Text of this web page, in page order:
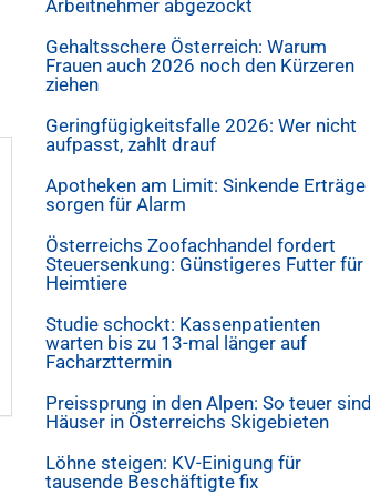
Arbeitnehmer abgezockt
Gehaltsschere Österreich: Warum
Frauen auch 2026 noch den Kürzeren
ziehen
Geringfügigkeitsfalle 2026: Wer nicht
aufpasst, zahlt drauf
Apotheken am Limit: Sinkende Erträge
sorgen für Alarm
Österreichs Zoofachhandel fordert
Steuersenkung: Günstigeres Futter für
Heimtiere
Studie schockt: Kassenpatienten
warten bis zu 13-mal länger auf
Facharzttermin
Preissprung in den Alpen: So teuer sind
Häuser in Österreichs Skigebieten
Löhne steigen: KV-Einigung für
tausende Beschäftigte fix